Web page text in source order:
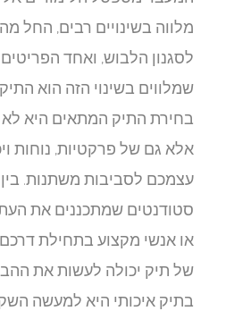
מלווה בשינויים רבים, החל
לסגנון הלבוש, ואחד הפריטים
שמלווים בשינוי הזה הוא
בחירת התיק המתאים היא לא רק
אלא גם של פרקטיות, נוחות
עצמכם לסביבות משתנות. בין
סטודנטים שמתכננים את
או אנשי מקצוע בתחילת דרכם,
של תיק יכולה לעשות את
בתיק איכותי היא למעשה